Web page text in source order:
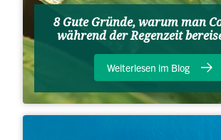
8 Gute Gründe, warum man
während der Regenzeit
Weiterlesen im Blog